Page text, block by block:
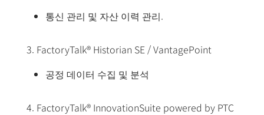
통신 관리 및 자산 이력 관리.
3. FactoryTalk® Historian SE / VantagePoint
공정 데이터 수집 및 분석
4. FactoryTalk® InnovationSuite powered by PTC